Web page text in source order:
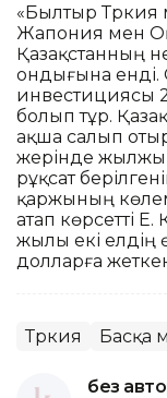
«Былтыр
Жапония мен
Қазақстанның
ондығына енді.
инвестициясы
болып тұр.
ақша салып
жерінде
рұқсат
қаржының
атап көрсетті
жылы екі елдің
долларға
Түркия Басқа
без